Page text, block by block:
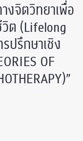
งจิตวิทยาเพื่อ
ต (Lifelong
ปรึกษาเชิง
OF